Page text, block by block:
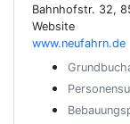
Bahnhofstr. 32,
Website
www.neufahrn.de